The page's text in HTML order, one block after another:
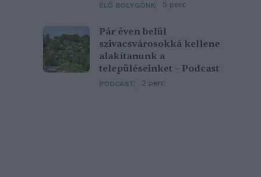
ÉLŐ BOLYGÓNK 5 perc
Pár éven belül
szivacsvárosokká kellene
alakítanunk a
településeinket – Podcast
PODCAST 2 perc